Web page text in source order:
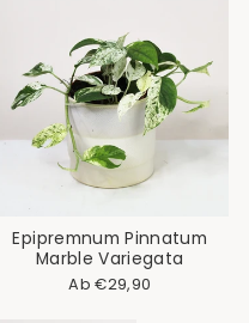
Epipremnum Pinnatum
Marble Variegata
Ab €29,90